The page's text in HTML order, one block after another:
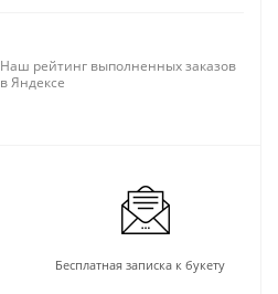
Наш рейтинг выполненных заказов
в Яндексе
Бесплатная записка к букету